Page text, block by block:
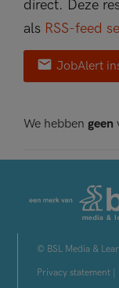
direct. Deze
als RSS-feed
JobAlert
We hebben geen
© BSL Media &
Privacy statement